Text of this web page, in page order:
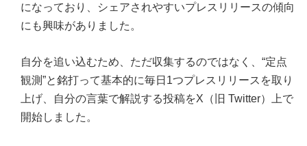
になっており、シェアされやすいプレスリリースの傾向
にも興味がありました。
自分を追い込むため、ただ収集するのではなく、“定点
観測”と銘打って基本的に毎日1つプレスリリースを取り
上げ、自分の言葉で解説する投稿をX（旧 Twitter）上で
開始しました。